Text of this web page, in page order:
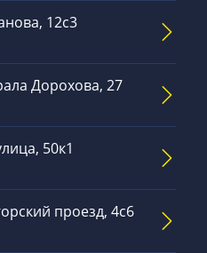
12с3
Дорохова, 27
50к1
проезд, 4с6